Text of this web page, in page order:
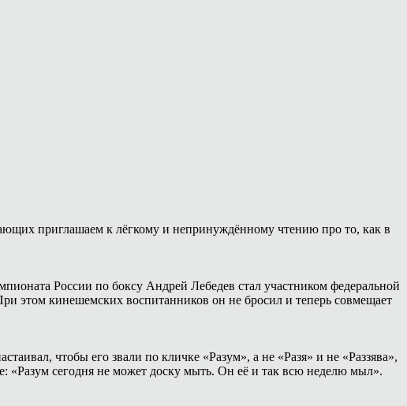
приглашаем к лёгкому и непринуждённому чтению про то, как в
России по боксу Андрей Лебедев стал участником федеральной
этом кинешемских воспитанников он не бросил и теперь совмещает
чтобы его звали по кличке «Разум», а не «Разя» и не «Раззява»,
«Разум сегодня не может доску мыть. Он её и так всю неделю мыл».